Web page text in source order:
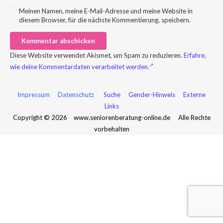
Meinen Namen, meine E-Mail-Adresse und meine Website in
diesem Browser, für die nächste Kommentierung, speichern.
Kommentar abschicken
Diese Website verwendet Akismet, um Spam zu reduzieren. Erfahre,
wie deine Kommentardaten verarbeitet werden.
Impressum Datenschutz Suche Gender-Hinweis
Externe
Links
Copyright © 2026
www.seniorenberatung-online.de
Alle Rechte
vorbehalten